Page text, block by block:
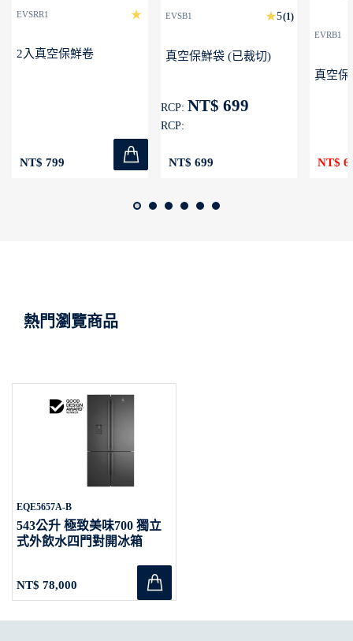
EVSRR1
2入真空保鮮卷
NT$ 799
EVSB1 (1)
真空保鮮袋 (已裁切)
RCP: NT$ 699
RCP:
NT$ 699
EVRB1
真空保
NT$
熱門瀏覽商品
EQE5657A-B
543公升 極致美味700 獨立
式外飲水四門對開冰箱
NT$ 78,000